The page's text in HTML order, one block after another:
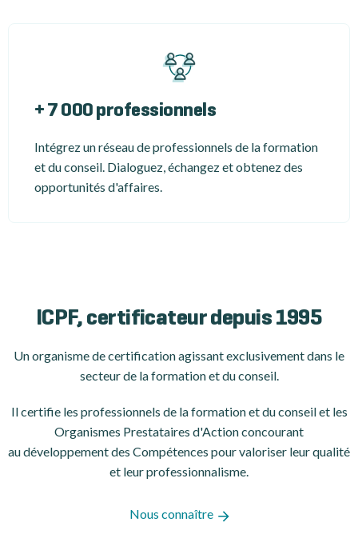
+ 7 000 professionnels
Intégrez un réseau de professionnels de la formation
et du conseil. Dialoguez, échangez et obtenez des
opportunités d'affaires.
ICPF, certificateur depuis 1995
Un organisme de certificationagissant exclusivement dans le
secteur de la formation et du conseil.
Il certifie les professionnels de la formation et du conseil et les
Organismes Prestataires d'Action concourant
au développement des Compétences pour valoriser leur qualité
et leur professionnalisme.
Nous connaître